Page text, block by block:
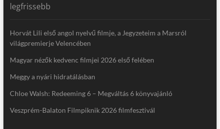
legfrissebb
Horvát Lili első angol nyelvű filmje, a Jegyzeteim a Marsról
világpremierje Velencében
Magyar nézők kedvenc filmjei 2026 első felében
Meggy a nyári hidratálásban
Chloe Walsh: Redeeming 6 – Megváltás 6 könyvajánló
Veszprém-Balaton Filmpiknik 2026 filmfesztivál